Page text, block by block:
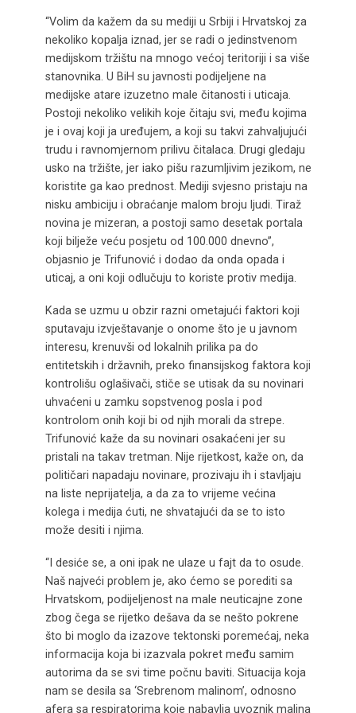
“Volim da kažem da su mediji u Srbiji i Hrvatskoj za
nekoliko kopalja iznad, jer se radi o jedinstvenom
medijskom tržištu na mnogo većoj teritoriji i sa više
stanovnika. U BiH su javnosti podijeljene na
medijske atare izuzetno male čitanosti i uticaja.
Postoji nekoliko velikih koje čitaju svi, među kojima
je i ovaj koji ja uređujem, a koji su takvi zahvaljujući
trudu i ravnomjernom prilivu čitalaca. Drugi gledaju
usko na tržište, jer iako pišu razumljivim jezikom, ne
koristite ga kao prednost. Mediji svjesno pristaju na
nisku ambiciju i obraćanje malom broju ljudi. Tiraž
novina je mizeran, a postoji samo desetak portala
koji bilježe veću posjetu od 100.000 dnevno”,
objasnio je Trifunović i dodao da onda opada i
uticaj, a oni koji odlučuju to koriste protiv medija.
Kada se uzmu u obzir razni ometajući faktori koji
sputavaju izvještavanje o onome što je u javnom
interesu, krenuvši od lokalnih prilika pa do
entitetskih i državnih, preko finansijskog faktora koji
kontrolišu oglašivači, stiče se utisak da su novinari
uhvaćeni u zamku sopstvenog posla i pod
kontrolom onih koji bi od njih morali da strepe.
Trifunović kaže da su novinari osakaćeni jer su
pristali na takav tretman. Nije rijetkost, kaže on, da
političari napadaju novinare, prozivaju ih i stavljaju
na liste neprijatelja, a da za to vrijeme većina
kolega i medija ćuti, ne shvatajući da se to isto
može desiti i njima.
“I desiće se, a oni ipak ne ulaze u fajt da to osude.
Naš najveći problem je, ako ćemo se porediti sa
Hrvatskom, podijeljenost na male neuticajne zone
zbog čega se rijetko dešava da se nešto pokrene
što bi moglo da izazove tektonski poremećaj, neka
informacija koja bi izazvala pokret među samim
autorima da se svi time počnu baviti. Situacija koja
nam se desila sa ‘Srebrenom malinom’, odnosno
afera sa respiratorima koje nabavlja uvoznik malina